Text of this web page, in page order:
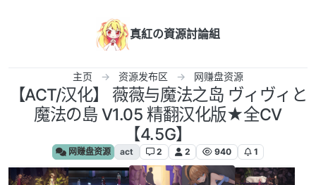
真紅の資源討論組
主页 资源发布区 网赚盘资源
【ACT/汉化】 薇薇与魔法之岛 ヴィヴィと
魔法の島 V1.05 精翻汉化版★全CV
【4.5G】
网赚盘资源 act 2 2 940 1